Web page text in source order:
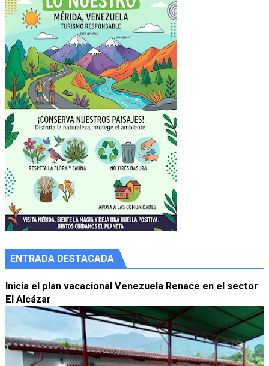
ENTRADA DESTACADA
Inicia el plan vacacional Venezuela Renace en el sector
El Alcázar